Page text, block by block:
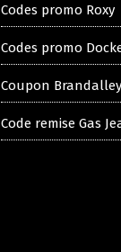
Codes promo Roxy
Codes promo
Coupon Brandalley
Code remise Gas